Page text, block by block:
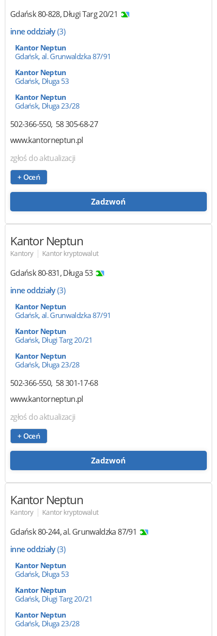
Gdańsk80-828,Długi Targ 20/21
inne oddziały(3)
Kantor Neptun
Gdańsk, al. Grunwaldzka 87/91
Kantor Neptun
Gdańsk, Długa 53
Kantor Neptun
Gdańsk, Długa 23/28
502-366-550 58 305-68-27
www.kantorneptun.pl
zgłoś do aktualizacji
+ Oceń
Zadzwoń
Kantor Neptun
Kantory | Kantor kryptowalut
Gdańsk80-831,Długa 53
inne oddziały(3)
Kantor Neptun
Gdańsk, al. Grunwaldzka 87/91
Kantor Neptun
Gdańsk, Długi Targ 20/21
Kantor Neptun
Gdańsk, Długa 23/28
502-366-550 58 301-17-68
www.kantorneptun.pl
zgłoś do aktualizacji
+ Oceń
Zadzwoń
Kantor Neptun
Kantory | Kantor kryptowalut
Gdańsk80-244,al. Grunwaldzka 87/91
inne oddziały(3)
Kantor Neptun
Gdańsk, Długa 53
Kantor Neptun
Gdańsk, Długi Targ 20/21
Kantor Neptun
Gdańsk, Długa 23/28